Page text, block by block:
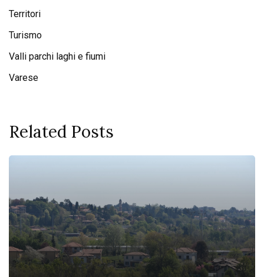
Territori
Turismo
Valli parchi laghi e fiumi
Varese
Related Posts